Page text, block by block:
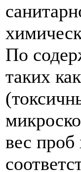
По
таких
вес проб